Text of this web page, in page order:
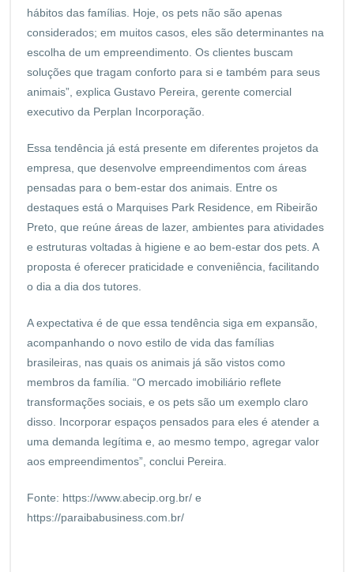
hábitos das famílias. Hoje, os pets não são apenas
considerados; em muitos casos, eles são determinantes na
escolha de um empreendimento. Os clientes buscam
soluções que tragam conforto para si e também para seus
animais”, explica Gustavo Pereira, gerente comercial
executivo da Perplan Incorporação.
Essa tendência já está presente em diferentes projetos da
empresa, que desenvolve empreendimentos com áreas
pensadas para o bem-estar dos animais. Entre os
destaques está o Marquises Park Residence, em Ribeirão
Preto, que reúne áreas de lazer, ambientes para atividades
e estruturas voltadas à higiene e ao bem-estar dos pets. A
proposta é oferecer praticidade e conveniência, facilitando
o dia a dia dos tutores.
A expectativa é de que essa tendência siga em expansão,
acompanhando o novo estilo de vida das famílias
brasileiras, nas quais os animais já são vistos como
membros da família. “O mercado imobiliário reflete
transformações sociais, e os pets são um exemplo claro
disso. Incorporar espaços pensados para eles é atender a
uma demanda legítima e, ao mesmo tempo, agregar valor
aos empreendimentos”, conclui Pereira.
Fonte: https://www.abecip.org.br/ e
https://paraibabusiness.com.br/